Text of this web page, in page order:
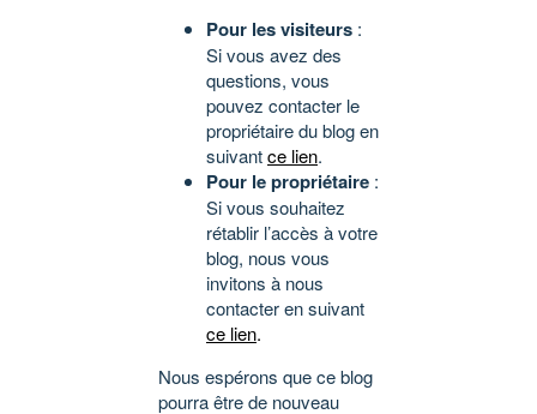
Pour les visiteurs :
Si vous avez des
questions, vous
pouvez contacter le
propriétaire du blog en
suivantce lien.
Pour le propriétaire :
Si vous souhaitez
rétablir l’accès à votre
blog, nous vous
invitons à nous
contacter en suivant
ce lien.
Nous espérons que ce blog
pourra être de nouveau